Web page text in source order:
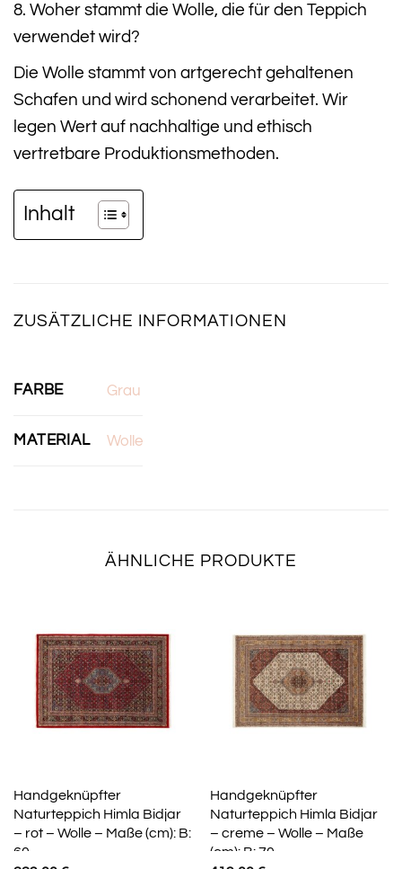
8. Woher stammt die Wolle, die für den Teppich
verwendet wird?
Die Wolle stammt von artgerecht gehaltenen
Schafen und wird schonend verarbeitet. Wir
legen Wert auf nachhaltige und ethisch
vertretbare Produktionsmethoden.
Inhalt
ZUSÄTZLICHE INFORMATIONEN
FARBE Grau
MATERIAL Wolle
ÄHNLICHE PRODUKTE
Handgeknüpfter
Naturteppich Himla Bidjar
– rot – Wolle – Maße (cm): B:
60
Handgeknüpfter
Naturteppich Himla Bidjar
– creme – Wolle – Maße
(cm): B: 70